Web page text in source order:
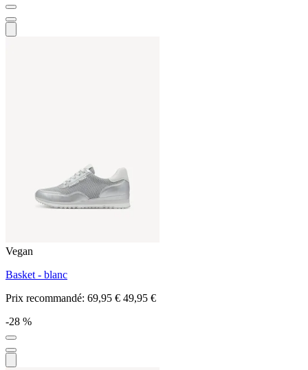
Vegan
Basket - blanc
Prix recommandé: 69,95 € 49,95 €
-28 %